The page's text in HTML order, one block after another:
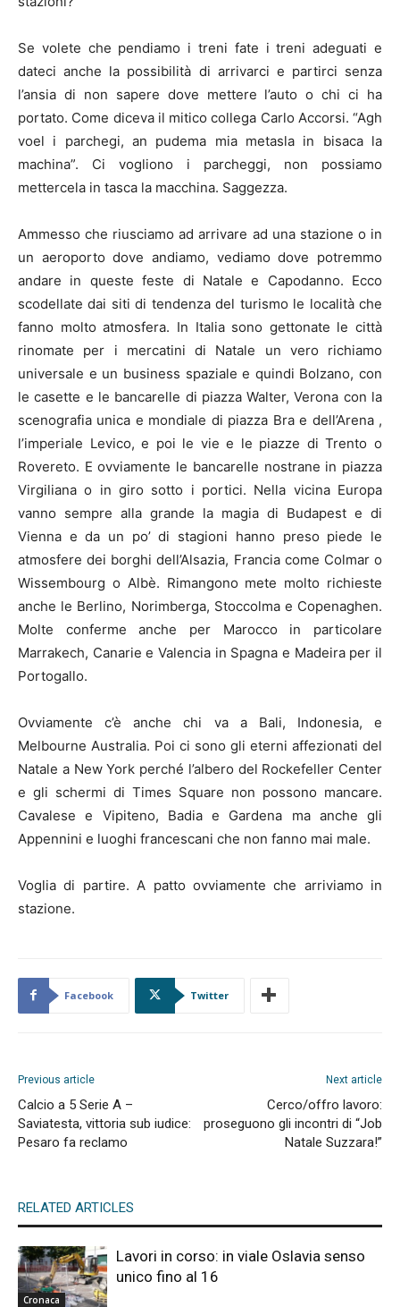
Se volete che pendiamo i treni fate i treni adeguati e
dateci anche la possibilità di arrivarci e partirci senza
l’ansia di non sapere dove mettere l’auto o chi ci ha
portato. Come diceva il mitico collega Carlo Accorsi. “Agh
voel i parchegi, an pudema mia metasla in bisaca la
machina”. Ci vogliono i parcheggi, non possiamo
mettercela in tasca la macchina. Saggezza.
Ammesso che riusciamo ad arrivare ad una stazione o in
un aeroporto dove andiamo, vediamo dove potremmo
andare in queste feste di Natale e Capodanno. Ecco
scodellate dai siti di tendenza del turismo le località che
fanno molto atmosfera. In Italia sono gettonate le città
rinomate per i mercatini di Natale un vero richiamo
universale e un business spaziale e quindi Bolzano, con
le casette e le bancarelle di piazza Walter, Verona con la
scenografia unica e mondiale di piazza Bra e dell’Arena ,
l’imperiale Levico, e poi le vie e le piazze di Trento o
Rovereto. E ovviamente le bancarelle nostrane in piazza
Virgiliana o in giro sotto i portici. Nella vicina Europa
vanno sempre alla grande la magia di Budapest e di
Vienna e da un po’ di stagioni hanno preso piede le
atmosfere dei borghi dell’Alsazia, Francia come Colmar o
Wissembourg o Albè. Rimangono mete molto richieste
anche le Berlino, Norimberga, Stoccolma e Copenaghen.
Molte conferme anche per Marocco in particolare
Marrakech, Canarie e Valencia in Spagna e Madeira per il
Portogallo.
Ovviamente c’è anche chi va a Bali, Indonesia, e
Melbourne Australia. Poi ci sono gli eterni affezionati del
Natale a New York perché l’albero del Rockefeller Center
e gli schermi di Times Square non possono mancare.
Cavalese e Vipiteno, Badia e Gardena ma anche gli
Appennini e luoghi francescani che non fanno mai male.
Voglia di partire. A patto ovviamente che arriviamo in
stazione.
Facebook Twitter
Previous article
Calcio a 5 Serie A –
Saviatesta, vittoria sub iudice:
Pesaro fa reclamo
Next article
Cerco/offro lavoro:
proseguono gli incontri di “Job
Natale Suzzara!”
RELATED ARTICLES
Cronaca
Lavori in corso: in viale Oslavia senso
unico fino al 16